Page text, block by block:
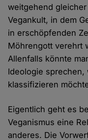
weitgehend
Vegankult, in dem
in erschöpfenden
Möhrengott verehrt
Allenfalls könnte
Ideologie sprechen,
klassifizieren
Eigentlich geht es
Veganismus eine
anderes. Die